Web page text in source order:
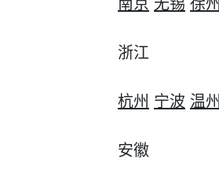
南京 无锡 徐州
浙江
杭州 宁波 温州
安徽